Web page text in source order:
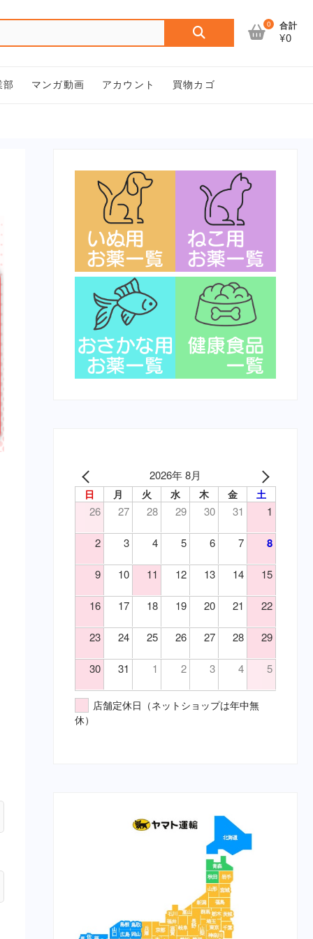
0 合計
¥0
部 マンガ動画 アカウント 買物カゴ
2026年 8月
日 月 火 水 木 金 土
26 27 28 29 30 31 1
2 3 4 5 6 7 8
9 10 11 12 13 14 15
16 17 18 19 20 21 22
23 24 25 26 27 28 29
30 31 1 2 3 4 5
店舗定休日（ネットショップは年中無
休）